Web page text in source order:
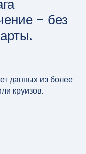
- без
данных из более
круизов.